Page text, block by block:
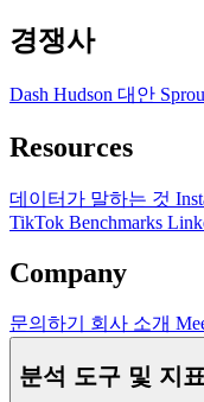
경쟁사
Dash Hudson 대안
Resources
데이터가 말하는 것
TikTok Benchmarks
Company
문의하기 회사 소개
분석 도구 및 지표